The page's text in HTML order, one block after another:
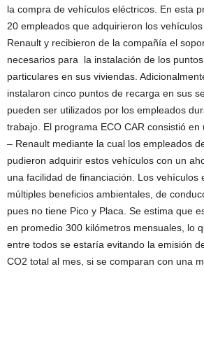
la compra de vehículos eléctricos. En esta
20 empleados que adquirieron los
Renault y recibieron de la compañía el
necesarios para la instalación de los
particulares en sus viviendas.
instalaron cinco puntos de recarga en sus
pueden ser utilizados por los empleados
trabajo. El programa ECO CAR consistió
– Renault mediante la cual los empleados
pudieron adquirir estos vehículos con un
una facilidad de financiación. Los vehículos
múltiples beneficios ambientales, de
pues no tiene Pico y Placa. Se estima que
en promedio 300 kilómetros mensuales, lo
entre todos se estaría evitando la emisión
CO2 total al mes, si se comparan con una